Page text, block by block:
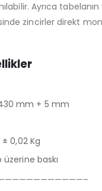
Ayrıca
zincirler direkt
mm + 5 mm
± 0,02 Kg
baskı